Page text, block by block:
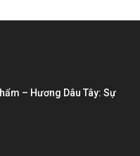
– Hương Dâu Tây: Sự